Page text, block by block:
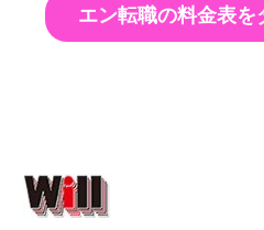
エン転職の料金表を